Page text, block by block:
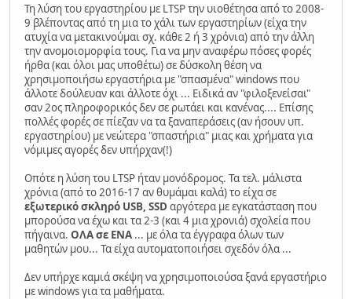
Τη λύση του εργαστηρίου με LTSP την υιοθέτησα από το 2008-
9 βλέποντας από τη μια το χάλι των εργαστηρίων (είχα την
ατυχία να μετακινούμαι σχ. κάθε 2 ή 3 χρόνια) από την άλλη
την ανομοιομορφία τους. Για να μην αναφέρω πόσες φορές
ήρθα (και όλοι μας υποθέτω) σε δύσκολη θέση να
χρησιμοποιήσω εργαστήρια με "σπασμένα" windows που
άλλοτε δούλευαν και άλλοτε όχι ... Ειδικά αν "φιλοξενείσαι"
σαν 2ος πληροφορικός δεν σε ρωτάει και κανένας.... Επίσης
πολλές φορές σε πίεζαν να τα ξαναπεράσεις (αν ήσουν υπ.
εργαστηρίου) με νεώτερα "σπαστήρια" μιας και χρήματα για
νόμιμες αγορές δεν υπήρχαν(!)
Οπότε η λύση του LTSP ήταν μονόδρομος. Τα τελ. μάλιστα
χρόνια (από το 2016-17 αν θυμάμαι καλά) το είχα σε
εξωτερικό σκληρό USB, SSD αργότερα με εγκατάσταση που
μπορούσα να έχω και τα 2-3 (και 4 μια χρονιά) σχολεία που
πήγαινα. ΟΛΑ σε ΕΝΑ ... με όλα τα έγγραφα όλων των
μαθητών μου... Τα είχα αυτοματοποιήσει σχεδόν όλα ...
Δεν υπήρχε καμιά σκέψη να χρησιμοποιούσα ξανά εργαστήριο
με windows για τα μαθήματα.